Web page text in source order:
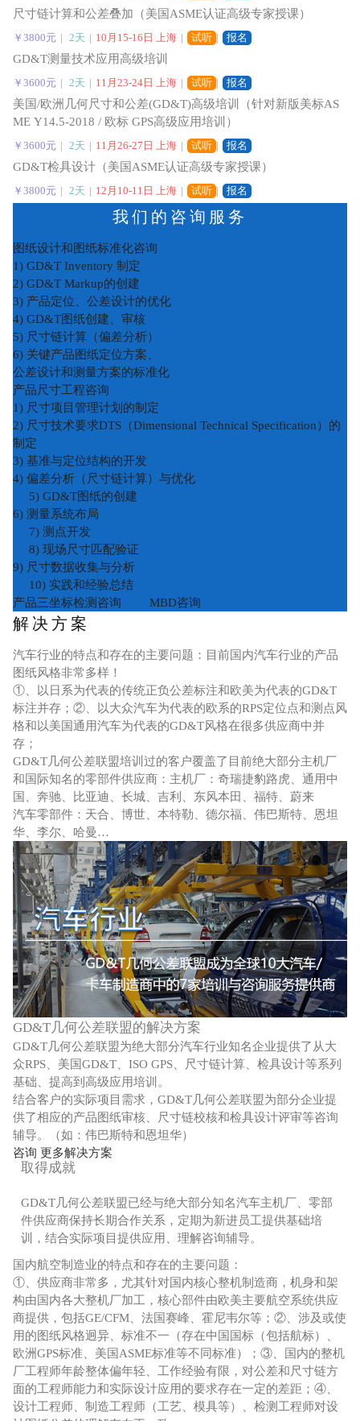
尺寸链计算和公差叠加（美国ASME认证高级专家授课）
￥3800元 | 2天 | 10月15-16日 上海 | 试听 | 报名
GD&T测量技术应用高级培训
￥3600元 | 2天 | 11月23-24日 上海 | 试听 | 报名
美国/欧洲几何尺寸和公差(GD&T)高级培训（针对新版美标AS
ME Y14.5-2018 / 欧标 GPS高级应用培训）
￥3600元 | 2天 | 11月26-27日 上海 | 试听 | 报名
GD&T检具设计（美国ASME认证高级专家授课）
￥3800元 | 2天 | 12月10-11日 上海 | 试听 | 报名
我们的咨询服务
图纸设计和图纸标准化咨询
1) GD&T Inventory 制定
2) GD&T Markup的创建
3) 产品定位、公差设计的优化
4) GD&T图纸创建、审核
5) 尺寸链计算（偏差分析）
6) 关键产品图纸定位方案、
公差设计和测量方案的标准化
产品尺寸工程咨询
1) 尺寸项目管理计划的制定
2) 尺寸技术要求DTS（Dimensional Technical Specification）的
制定
3) 基准与定位结构的开发
4) 偏差分析（尺寸链计算）与优化
5) GD&T图纸的创建
6) 测量系统布局
7) 测点开发
8) 现场尺寸匹配验证
9) 尺寸数据收集与分析
10) 实践和经验总结
产品三坐标检测咨询
MBD咨询
解决方案
汽车行业的特点和存在的主要问题：目前国内汽车行业的产品
图纸风格非常多样！
①、以日系为代表的传统正负公差标注和欧美为代表的GD&T
标注并存；②、以大众汽车为代表的欧系的RPS定位点和测点风
格和以美国通用汽车为代表的GD&T风格在很多供应商中并
存；
GD&T几何公差联盟培训过的客户覆盖了目前绝大部分主机厂
和国际知名的零部件供应商：主机厂：奇瑞捷豹路虎、通用中
国、奔驰、比亚迪、长城、吉利、东风本田、福特、蔚来
汽车零部件：天合、博世、本特勒、德尔福、伟巴斯特、恩坦
华、李尔、哈曼…
GD&T几何公差联盟的解决方案
GD&T几何公差联盟为绝大部分汽车行业知名企业提供了从大
众RPS、美国GD&T、ISO GPS、尺寸链计算、检具设计等系列
基础、提高到高级应用培训。
结合客户的实际项目需求，GD&T几何公差联盟为部分企业提
供了相应的产品图纸审核、尺寸链校核和检具设计评审等咨询
辅导。（如：伟巴斯特和恩坦华）
咨询 更多解决方案
GD&T几何公差联盟已经与绝大部分知名汽车主机厂、零部
件供应商保持长期合作关系，定期为新进员工提供基础培
训，结合实际项目提供应用、理解咨询辅导。
取得成就
国内航空制造业的特点和存在的主要问题：
①、供应商非常多，尤其针对国内核心整机制造商，机身和架
构由国内各大整机厂加工，核心部件由欧美主要航空系统供应
商提供，包括GE/CFM、法国赛峰、霍尼韦尔等；②、涉及或使
用的图纸风格迥异、标准不一（存在中国国标（包括航标）、
欧洲GPS标准、美国ASME标准等不同标准）；③、国内的整机
厂工程师年龄整体偏年轻、工作经验有限，对公差和尺寸链方
面的工程师能力和实际设计应用的要求存在一定的差距；④、
设计工程师、制造工程师（工艺、模具等）、检测工程师对设